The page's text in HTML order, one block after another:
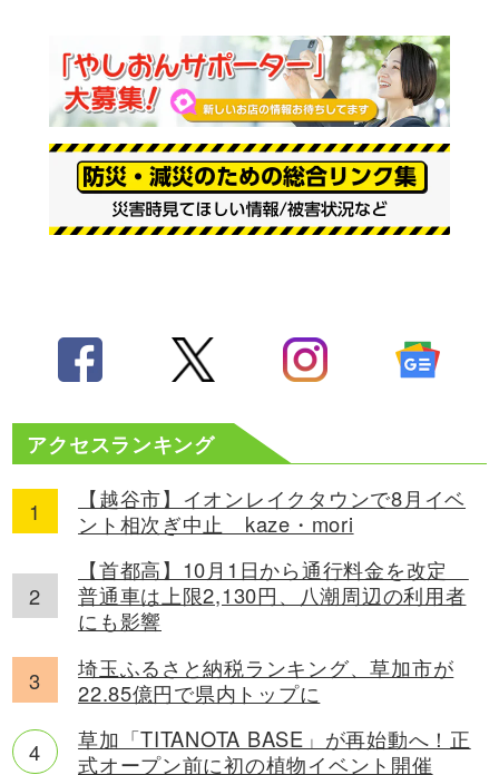
アクセスランキング
【越谷市】イオンレイクタウンで8月イベ
ント相次ぎ中止 kaze・mori
【首都高】10月1日から通行料金を改定
普通車は上限2,130円、八潮周辺の利用者
にも影響
埼玉ふるさと納税ランキング、草加市が
22.85億円で県内トップに
草加「TITANOTA BASE」が再始動へ！正
式オープン前に初の植物イベント開催